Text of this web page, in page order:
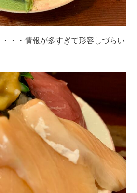
・・情報が多すぎて形容しづらい